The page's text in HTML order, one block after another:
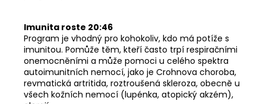
Imunita roste 20:46
Program je vhodný pro kohokoliv, kdo má potíže s
imunitou. Pomůže těm, kteří často trpí respiračními
onemocněními a může pomoci u celého spektra
autoimunitních nemocí, jako je Crohnova choroba,
revmatická artritida, roztroušená skleroza, obecně u
všech kožních nemocí (lupénka, atopický akzém),